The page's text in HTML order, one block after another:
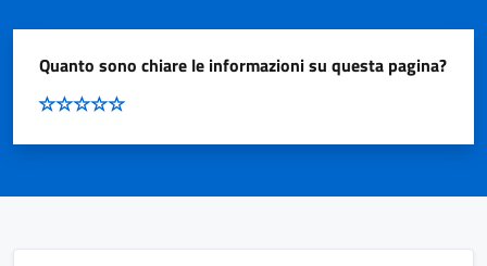
Quanto sono chiare le informazioni su questa pagina?